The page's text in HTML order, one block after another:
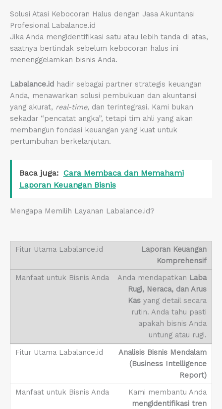
Solusi Atasi Kebocoran Halus dengan Jasa Akuntansi
Profesional Labalance.id
Jika Anda mengidentifikasi satu atau lebih tanda di atas,
saatnya bertindak sebelum kebocoran halus ini
menenggelamkan bisnis Anda.
Labalance.id hadir sebagai partner strategis keuangan
Anda, menawarkan solusi pembukuan dan akuntansi
yang akurat, real-time, dan terintegrasi. Kami bukan
sekadar “pencatat angka”, tetapi tim ahli yang akan
membangun fondasi keuangan yang kuat untuk
pertumbuhan berkelanjutan.
Baca juga: Cara Membaca dan Memahami
Laporan Keuangan Bisnis
Mengapa Memilih Layanan Labalance.id?
Laporan Keuangan
Komprehensif
Anda mendapatkan Laba
Rugi, Neraca, dan Arus
Kas yang detail secara
rutin. Anda tahu pasti
apakah bisnis Anda
untung atau rugi.
Analisis Bisnis Mendalam
(Business Intelligence
Report)
Kami membantu Anda
mengidentifikasi tren